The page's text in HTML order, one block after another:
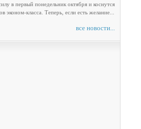
в первый понедельник октября и коснутся
класса. Теперь, если есть желание...
все новости...